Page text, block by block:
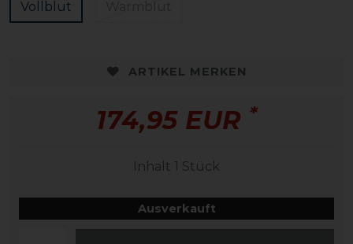
Vollblut
ARTIKEL MERKEN
174,95 EUR *
Inhalt 1 Stück
Ausverkauft